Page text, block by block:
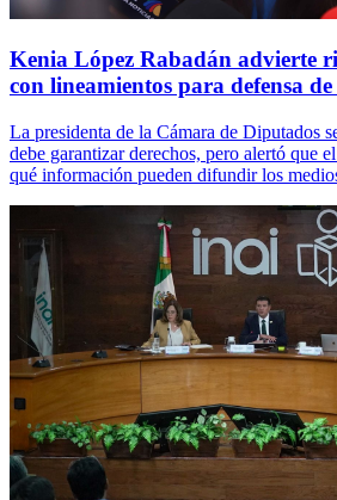
Kenia López Rabadán advierte
con lineamientos para defensa
La presidenta de la Cámara de Diputados
debe garantizar derechos, pero alertó que
qué información pueden difundir los